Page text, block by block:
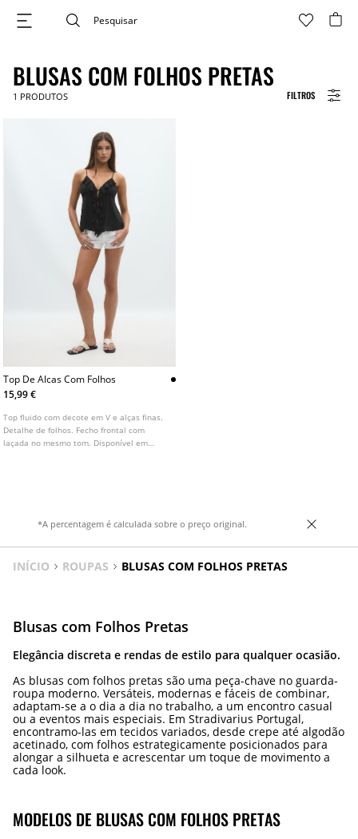
FILTROS
BLUSAS COM FOLHOS PRETAS
1 PRODUTOS
Top De Alcas Com Folhos
15,99 €
Top fluido com decote em V e alças finas.
Detalhe de folhos. Fecho frontal com
laçada no mesmo tom. Disponível em
*A percentagem é calculada sobre o preço original.
INÍCIO ROUPAS BLUSAS COM FOLHOS PRETAS
Blusas com Folhos Pretas
Elegância discreta e rendas de estilo para qualquer ocasião.
As blusas com folhos pretas são uma peça-chave no guarda-
roupa moderno. Versáteis, modernas e fáceis de combinar,
adaptam-se a o dia a dia no trabalho, a um encontro casual
ou a eventos mais especiais. Em Stradivarius Portugal,
encontramo-las em tecidos variados, desde crepe até algodão
acetinado, com folhos estrategicamente posicionados para
alongar a silhueta e acrescentar um toque de movimento a
cada look.
MODELOS DE BLUSAS COM FOLHOS PRETAS